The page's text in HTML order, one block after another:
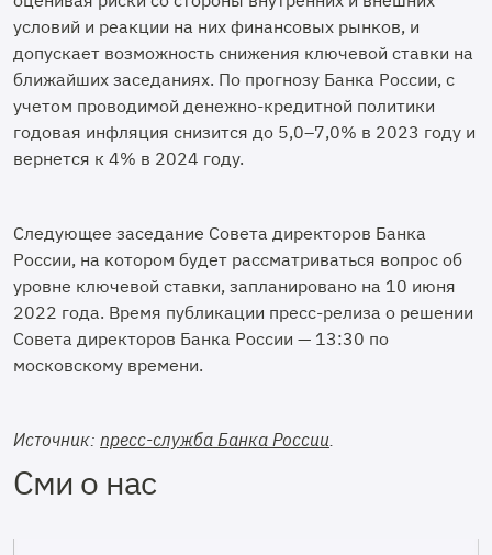
условий и реакции на них финансовых рынков, и
допускает возможность снижения ключевой ставки на
ближайших заседаниях. По прогнозу Банка России, с
учетом проводимой денежно-кредитной политики
годовая инфляция снизится до 5,0–7,0% в 2023 году и
вернется к 4% в 2024 году.
Следующее заседание Совета директоров Банка
России, на котором будет рассматриваться вопрос об
уровне ключевой ставки, запланировано на 10 июня
2022 года. Время публикации пресс-релиза о решении
Совета директоров Банка России — 13:30 по
московскому времени.
Источник: пресс-служба Банка России.
Сми о нас